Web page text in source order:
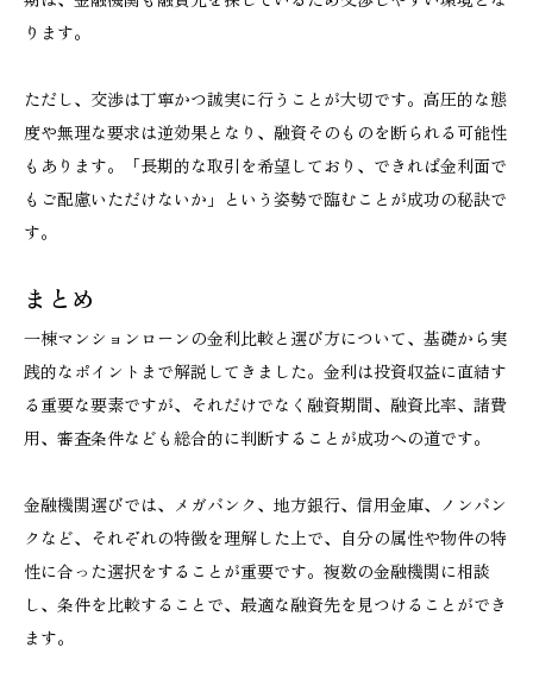
ります。
ただし、交渉は丁寧かつ誠実に行うことが大切です。高圧的な態
度や無理な要求は逆効果となり、融資そのものを断られる可能性
もあります。「長期的な取引を希望しており、できれば金利面で
もご配慮いただけないか」という姿勢で臨むことが成功の秘訣で
す。
まとめ
一棟マンションローンの金利比較と選び方について、基礎から実
践的なポイントまで解説してきました。金利は投資収益に直結す
る重要な要素ですが、それだけでなく融資期間、融資比率、諸費
用、審査条件なども総合的に判断することが成功への道です。
金融機関選びでは、メガバンク、地方銀行、信用金庫、ノンバン
クなど、それぞれの特徴を理解した上で、自分の属性や物件の特
性に合った選択をすることが重要です。複数の金融機関に相談
し、条件を比較することで、最適な融資先を見つけることができ
ます。